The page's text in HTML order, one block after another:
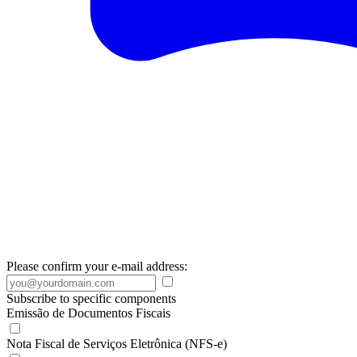
Please confirm your e-mail address:
Subscribe to specific components
Emissão de Documentos Fiscais
Nota Fiscal de Serviços Eletrônica (NFS-e)